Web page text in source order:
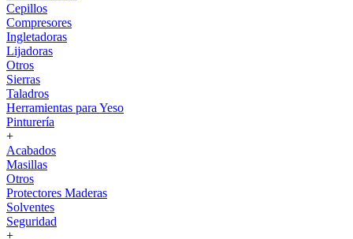
Cepillos
Compresores
Ingletadoras
Lijadoras
Otros
Sierras
Taladros
Herramientas para Yeso
Pinturería
+
Acabados
Masillas
Otros
Protectores Maderas
Solventes
Seguridad
+